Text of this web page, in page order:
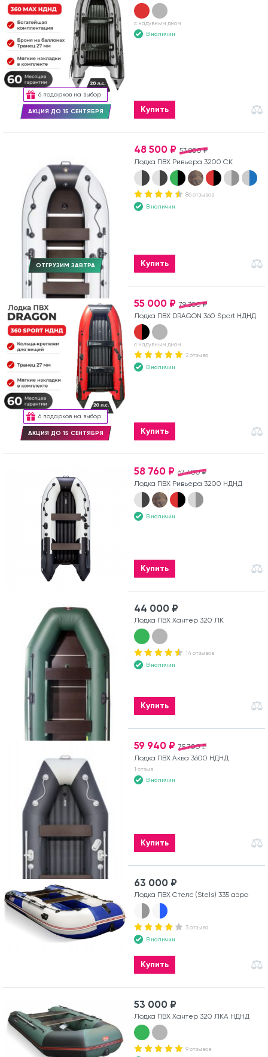
6 подарков на выбор
АКЦИЯ ДО 15 СЕНТЯБРЯ
с надувным дном
В наличии
Купить
ОТГРУЗИМ ЗАВТРА
53 800 ₽
48 500 ₽
Лодка ПВХ Ривьера 3200 СК
86 отзывов
В наличии
Купить
6 подарков на выбор
АКЦИЯ ДО 15 СЕНТЯБРЯ
79 300 ₽
55 000 ₽
Лодка ПВХ DRAGON 360 Sport НДНД
с надувным дном
2 отзыва
В наличии
Купить
67 400 ₽
58 760 ₽
Лодка ПВХ Ривьера 3200 НДНД
В наличии
Купить
44 000 ₽
Лодка ПВХ Хантер 320 ЛК
14 отзывов
В наличии
Купить
75 700 ₽
59 940 ₽
Лодка ПВХ Аква 3600 НДНД
1 отзыв
В наличии
Купить
63 000 ₽
Лодка ПВХ Стелс (Stels) 335 аэро
3 отзыва
В наличии
Купить
53 000 ₽
Лодка ПВХ Хантер 320 ЛКА НДНД
9 отзывов